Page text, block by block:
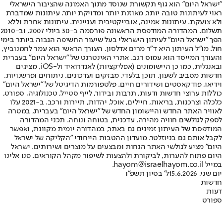
"ישראל היום" הוא גוף תקשורת שנוסד מתוך האמונה שהציבור הישראלי
ראוי לעיתונות טובה יותר, מאוזנת יותר ומדויקת יותר. עיתונות שמדברת
ולא צועקת. עיתונות אמינה, אובייקטיבית ועניינית. עיתונות אחרת וללא
תשלום. המהדורה המודפסת הראשונה פורסמה ב-30 ביולי 2007, וב-2010
הפך "ישראל היום" לעיתון הישראלי בעל שיעור החשיפה הגבוה ביותר בימי
חול. מו"ל העיתון היא ד"ר מרים אדלסון. העורך הראשי הוא עמר לחמנוביץ,
והעורך המייסד הוא עמוס רגב. אתרי האינטרנט של "ישראל היום" בעברית
ובאנגלית, כמו כן היישומונים (אפליקציות) לאנדרואיד ול-iOS, מציגים
חדשות מסביב לשעון, תוכן בלעדי, מבזקים ועדכונים, ניתוחים ופרשנויות,
וידיאו, פודקאסטים ושידורים חיים. פלטפורמות הדיגיטל של "ישראל היום"
כוללות ערוצי חדשות ודעות, תרבות ובידור, לייף סטייל, טכנולוגיה, ספורט,
כלכלה וצרכנות, בריאות, חיילים, אוכל, יהדות, תיירות ורכב. ב-2021 עלו
לאוויר האתר החדש והיישומון החדש של "ישראל היום" בעברית, במטרה
לספק לגולשים חוויה מהירה, עדכנית, בטוחה ונוחה. תכני המהדורה
המודפסת של העיתון זמינים גם באתר, במהדורה יומית מקוונת, ואפשר
לקבל אותם גם בניוזלטר. מועדון ההטבות הייחודי "הקליקה של ישראל
היום" מציע לגולשי האתר הנחות ומבצעים על מוצרים ושירותים. ישראל
היום פתוח להערות, לביקורת ולהצעות לשיפור מקהל הקוראים. פנו אלינו
במייל hayom@israelhayom.co.il.
יום שני, 15.6.2026
ל' בסיון תשפ"ו
חדשות
דעות
ספורט